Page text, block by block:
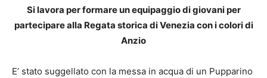
Si lavora per formare un equipaggio di giovani per
partecipare alla Regata storica di Venezia con i colori di
Anzio
E’ stato suggellato con la messa in acqua di un Pupparino